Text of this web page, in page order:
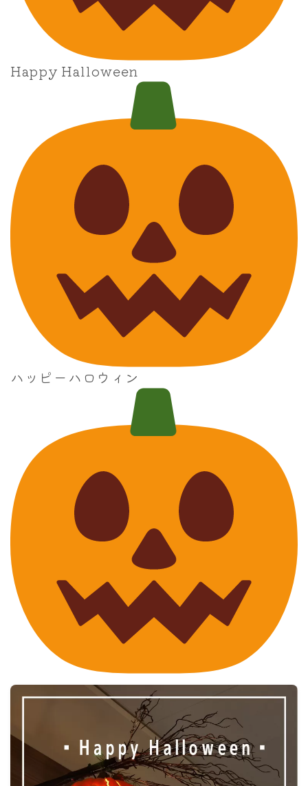
Happy Halloween
ハッピーハロウィン